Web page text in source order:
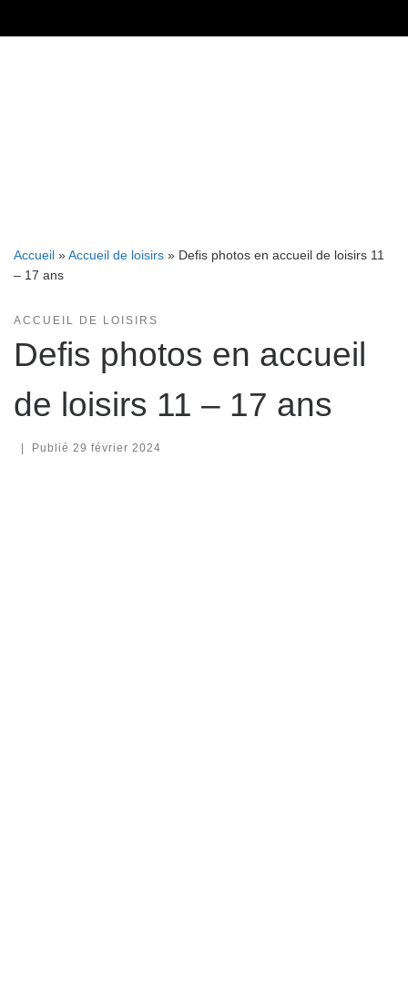
Accueil »Accueil de loisirs » Defis photos en accueil de loisirs 11
– 17 ans
ACCUEIL DE LOISIRS
Defis photos en accueil
de loisirs 11 – 17 ans
Publié 29 février 2024